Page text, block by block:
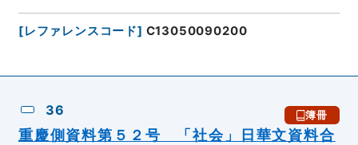
[レファレンスコード] C13050090200
36 簿冊
重慶側資料第５２号 「社会」日華文資料合